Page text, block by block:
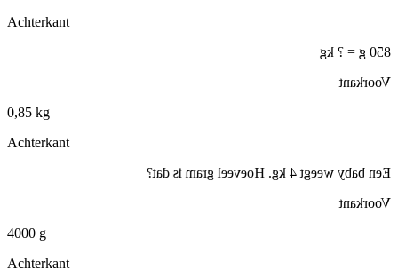
Achterkant
850 g = ? kg
Voorkant
0,85 kg
Achterkant
Een baby weegt 4 kg. Hoeveel gram is dat?
Voorkant
4000 g
Achterkant